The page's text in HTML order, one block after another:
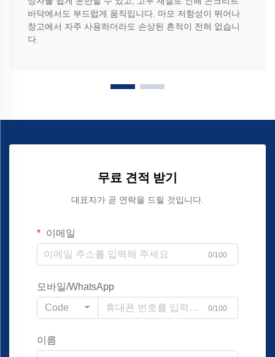
바닥에서도 부드럽게 움직입니다. 마모 저항성이 뛰어나
창고에서 자주 사용하더라도 손상된 흔적이 전혀 없습니
다.
무료 견적 받기
대표자가 곧 연락을 드릴 것입니다.
이메일
0/100
모바일/WhatsApp
Code
0/100
이름